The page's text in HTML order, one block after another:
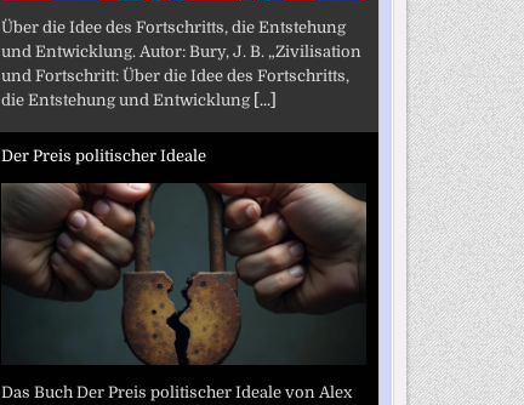
Über die Idee des Fortschritts, die Entstehung
und Entwicklung. Autor: Bury, J. B. „Zivilisation
und Fortschritt: Über die Idee des Fortschritts,
die Entstehung und Entwicklung [...]
Der Preis politischer Ideale
Das Buch Der Preis politischer Ideale von Alex